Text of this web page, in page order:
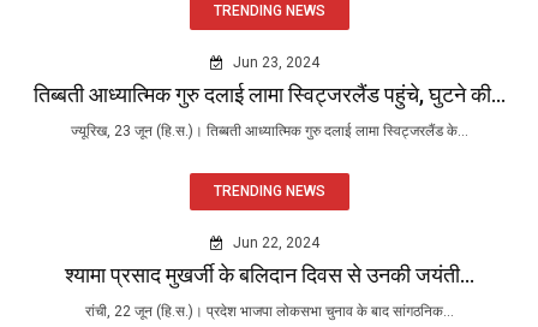
TRENDING NEWS
Jun 23, 2024
तिब्बती आध्यात्मिक गुरु दलाई लामा स्विट्जरलैंड पहुंचे, घुटने की...
ज्यूरिख, 23 जून (हि.स.)। तिब्बती आध्यात्मिक गुरु दलाई लामा स्विट्जरलैंड के...
TRENDING NEWS
Jun 22, 2024
श्यामा प्रसाद मुखर्जी के बलिदान दिवस से उनकी जयंती...
रांची, 22 जून (हि.स.)। प्रदेश भाजपा लोकसभा चुनाव के बाद सांगठनिक...